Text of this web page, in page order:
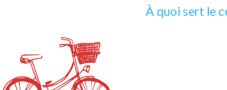
À quoi sert le